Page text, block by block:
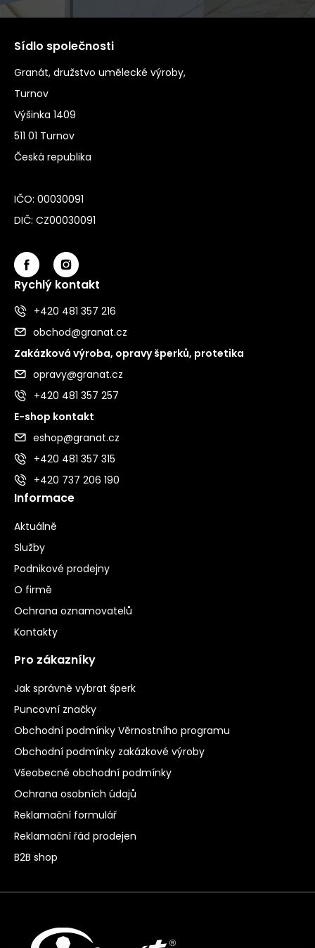
Sídlo společnosti
Granát, družstvo umělecké výroby,
Turnov
Výšinka 1409
511 01 Turnov
Česká republika
IČO: 00030091
DIČ: CZ00030091
Rychlý kontakt
+420 481 357 216
obchod@granat.cz
Zakázková výroba, opravy šperků, protetika
opravy@granat.cz
+420 481 357 257
E-shop kontakt
eshop@granat.cz
+420 481 357 315
+420 737 206 190
Informace
Aktuálně
Služby
Podnikové prodejny
O firmě
Ochrana oznamovatelů
Kontakty
Pro zákazníky
Jak správně vybrat šperk
Puncovní značky
Obchodní podmínky Věrnostního programu
Obchodní podmínky zakázkové výroby
Všeobecné obchodní podmínky
Ochrana osobních údajů
Reklamační formulář
Reklamační řád prodejen
B2B shop